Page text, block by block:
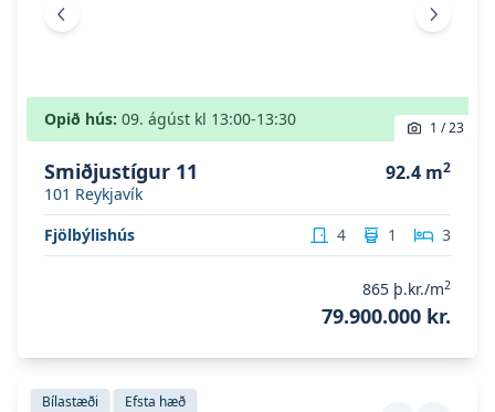
Opið hús: 09. ágúst kl 13:00-13:30
Fyrri mynd Næsta
1 /23
Smiðjustígur 11
101 Reykjavík
92.4 m2
Fjölbýlishús 4 1 3
865 þ.kr./m2
79.900.000 kr.
Skoða eigninaVetrarbraut 4 (412)
Bílastæði Efsta hæð
Skoða eigninaVetrarbraut 4 (412)